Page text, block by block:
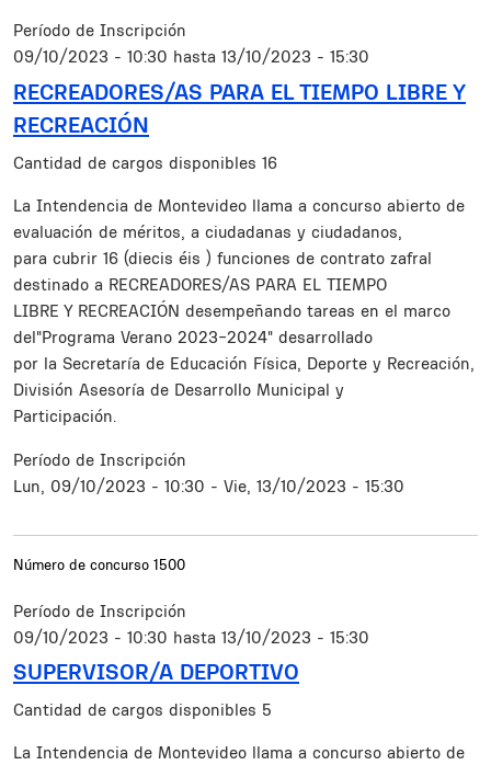
Período de Inscripción
09/10/2023 - 10:30 hasta 13/10/2023 - 15:30
RECREADORES/AS PARA EL TIEMPO LIBRE Y
RECREACIÓN
Cantidad de cargos disponibles 16
Resumen
La Intendencia de Montevideo llama a concurso abierto de
evaluación de méritos, a ciudadanas y ciudadanos,
para cubrir 16 (diecis éis ) funciones de contrato zafral
destinado a RECREADORES/AS PARA EL TIEMPO
LIBRE Y RECREACIÓN desempeñando tareas en el marco
del"Programa Verano 2023-2024" desarrollado
por la Secretaría de Educación Física, Deporte y Recreación,
División Asesoría de Desarrollo Municipal y
Participación.
Período de Inscripción
Lun, 09/10/2023 - 10:30 - Vie, 13/10/2023 - 15:30
Número de concurso 1500
Período de Inscripción
09/10/2023 - 10:30 hasta 13/10/2023 - 15:30
SUPERVISOR/A DEPORTIVO
Cantidad de cargos disponibles 5
Resumen
La Intendencia de Montevideo llama a concurso abierto de